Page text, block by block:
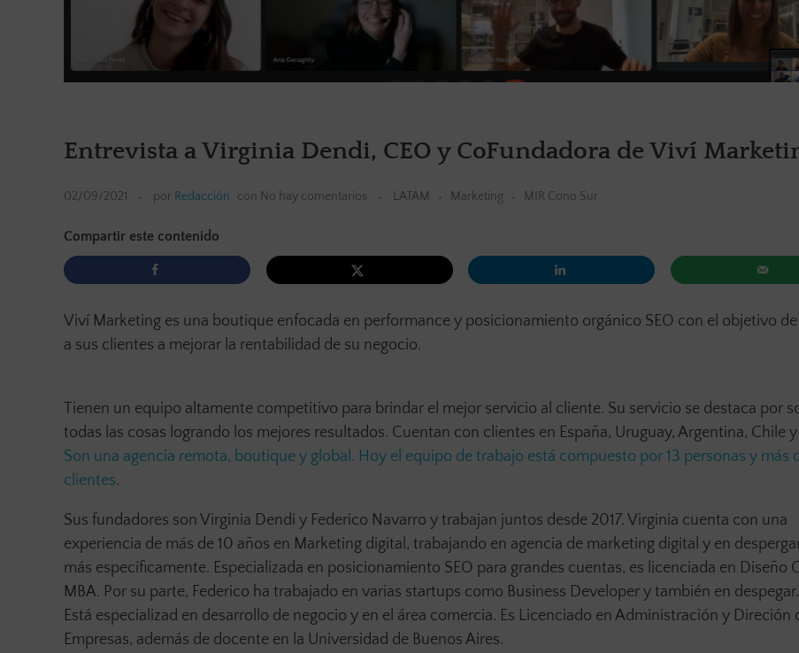
Entrevista a Virginia Dendi, CEO y CoFundadora de Viví
02/09/2021 por Redacción con No hay comentarios LATAM Marketing MIR Cono Sur
Compartir este contenido
Viví Marketing es una boutique enfocada en performance y posicionamiento orgánico SEO con el objetivo
a sus clientes a mejorar la rentabilidad de su negocio.
Tienen un equipo altamente competitivo para brindar el mejor servicio al cliente. Su servicio se destaca por
todas las cosas logrando los mejores resultados. Cuentan con clientes en España, Uruguay, Argentina, Chile
Son una agencia remota, boutique y global. Hoy el equipo de trabajo está compuesto por 13 personas y más
clientes.
Sus fundadores son Virginia Dendi y Federico Navarro y trabajan juntos desde 2017. Virginia cuenta con una
experiencia de más de 10 años en Marketing digital, trabajando en agencia de marketing digital y en
más específicamente. Especializada en posicionamiento SEO para grandes cuentas, es licenciada en Diseño
MBA. Por su parte, Federico ha trabajado en varias startups como Business Developer y también en
Está especializad en desarrollo de negocio y en el área comercia. Es Licenciado en Administración y Direción
Empresas, además de docente en la Universidad de Buenos Aires.